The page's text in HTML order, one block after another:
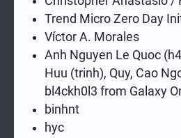
Trend Micro Zero Day
Víctor A. Morales
Anh Nguyen Le Quoc
Huu (trinh), Quy, Cao
bl4ckh0l3 from Galaxy
binhnt
hyc